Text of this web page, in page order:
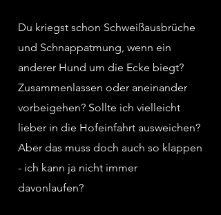
Du kriegst schon Schweißausbrüche
und Schnappatmung, wenn ein
anderer Hund um die Ecke biegt?
Zusammenlassen oder aneinander
vorbeigehen? Sollte ich vielleicht
lieber in die Hofeinfahrt ausweichen?
Aber das muss doch auch so klappen
- ich kann ja nicht immer
davonlaufen?